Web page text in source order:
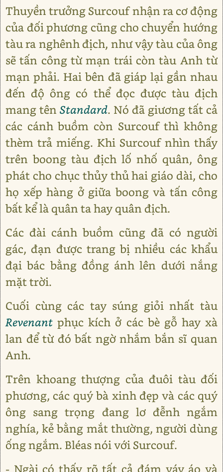
Thuyền trưởng Surcouf nhận ra cơ động
của đối phương cũng cho chuyển hướng
tàu ra nghênh địch, như vậy tàu của ông
sẽ tấn công từ mạn trái còn tàu Anh từ
mạn phải. Hai bên đã giáp lại gần nhau
đến độ ông có thể đọc được tàu địch
mang tên Standard. Nó đã giương tất cả
các cánh buồm còn Surcouf thì không
thèm trả miếng. Khi Surcouf nhìn thấy
trên boong tàu địch lố nhố quân, ông
phát cho chục thủy thủ hai giáo dài, cho
họ xếp hàng ở giữa boong và tấn công
bất kể là quân ta hay quân địch.
Các đài cánh buồm cũng đã có người
gác, đạn được trang bị nhiều các khẩu
đại bác bằng đồng ánh lên dưới nắng
mặt trời.
Cuối cùng các tay súng giỏi nhất tàu
Revenant phục kích ở các bè gỗ hay xà
lan để từ đó bất ngờ nhắm bắn sĩ quan
Anh.
Trên khoang thượng của đuôi tàu đối
phương, các quý bà xinh đẹp và các quý
ông sang trọng đang lơ đễnh ngắm
nghía, kẻ bằng mắt thường, người dùng
ống ngắm. Bléas nói với Surcouf.
- Ngài có thấy rõ tất cả đám váy áo và